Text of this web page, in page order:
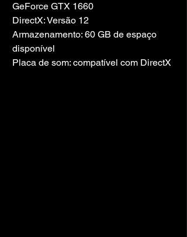
GeForce GTX 1660
DirectX: Versão 12
Armazenamento: 60 GB de espaço
disponível
Placa de som: compatível com DirectX